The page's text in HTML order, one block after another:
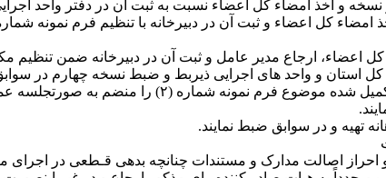
استان و واحد های اجرایی ذیربط و ضبط نسخه چهارم در سوابق